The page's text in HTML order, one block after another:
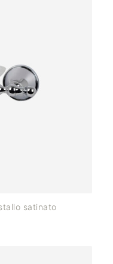
satinato